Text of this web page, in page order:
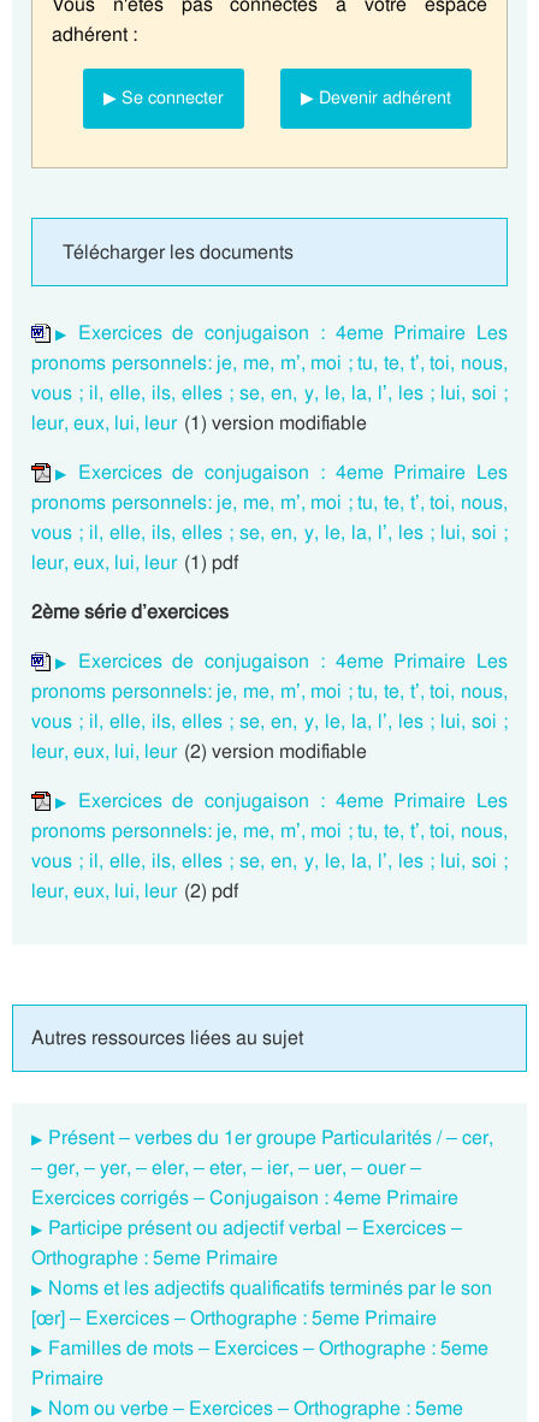
adhérent :
▶ Se connecter ▶ Devenir adhérent
Télécharger les documents
Exercices de conjugaison : 4eme Primaire Les
pronoms personnels: je, me, m’, moi ; tu, te, t’, toi, nous,
vous ; il, elle, ils, elles ; se, en, y, le, la, l’, les ; lui, soi ;
leur, eux, lui, leur (1) version modifiable
Exercices de conjugaison : 4eme Primaire Les
pronoms personnels: je, me, m’, moi ; tu, te, t’, toi, nous,
vous ; il, elle, ils, elles ; se, en, y, le, la, l’, les ; lui, soi ;
leur, eux, lui, leur (1) pdf
2ème série d’exercices
Exercices de conjugaison : 4eme Primaire Les
pronoms personnels: je, me, m’, moi ; tu, te, t’, toi, nous,
vous ; il, elle, ils, elles ; se, en, y, le, la, l’, les ; lui, soi ;
leur, eux, lui, leur (2) version modifiable
Exercices de conjugaison : 4eme Primaire Les
pronoms personnels: je, me, m’, moi ; tu, te, t’, toi, nous,
vous ; il, elle, ils, elles ; se, en, y, le, la, l’, les ; lui, soi ;
leur, eux, lui, leur (2) pdf
Autres ressources liées au sujet
Présent – verbes du 1er groupe Particularités / – cer,
– ger, – yer, – eler, – eter, – ier, – uer, – ouer –
Exercices corrigés – Conjugaison : 4eme Primaire
Participe présent ou adjectif verbal – Exercices –
Orthographe : 5eme Primaire
Noms et les adjectifs qualificatifs terminés par le son
[œr] – Exercices – Orthographe : 5eme Primaire
Familles de mots – Exercices – Orthographe : 5eme
Primaire
Nom ou verbe – Exercices – Orthographe : 5eme